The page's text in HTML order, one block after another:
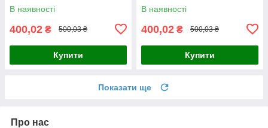
В наявності
400,02 ₴ 500,03 ₴
Купити
В наявності
400,02 ₴ 500,03 ₴
Купити
Показати ще
Про нас